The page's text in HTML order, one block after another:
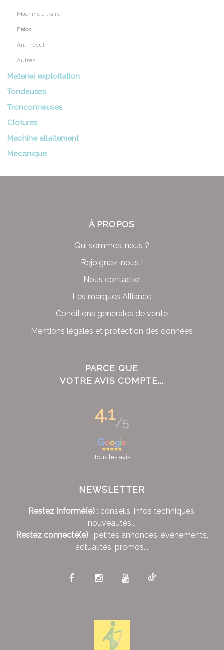
Machine a traire
Felco
Anti-recul
Autres
Materiel exploitation
Tondeuses
Tronconneuses
Clotures
Machine allaitement
Mecanique
À PROPOS
Qui sommes-nous ?
Rejoignez-nous !
Nous contacter
Les marques Alliance
Conditions générales de vente
Mentions légales et protection des données
PARCE QUE
VOTRE AVIS COMPTE...
4.1/5
Tous les avis
NEWSLETTER
Restez Informé(e): conseils, infos techniques,
nouveautés...
Restez connecté(e): petites annonces, événements,
actualités, promos...